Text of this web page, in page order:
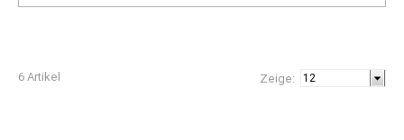
6 Artikel Zeige: